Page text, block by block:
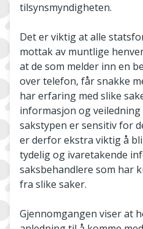
tilsynsmyndigheten.
Det er viktig at alle
mottak av muntlige
at de som melder inn en
over telefon, får snakke
har erfaring med slike
informasjon og veiledning
sakstypen er sensitiv for
er derfor ekstra viktig å
tydelig og ivaretakende
saksbehandlere som har
fra slike saker.
Gjennomgangen viser at